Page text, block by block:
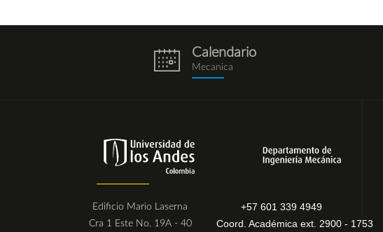
eventos.png
Calendario
Mecanica
Edificio Mario Laserna
Cra 1 Este No. 19A - 40
+57 601 339 4949
Coord. Académica ext. 2900 - 1753